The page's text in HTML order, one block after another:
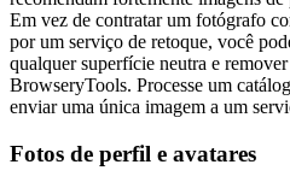
Em vez de contratar um fotógrafo
por um serviço de retoque, você
qualquer superfície neutra e
BrowseryTools. Processe um
enviar uma única imagem a um
Fotos de perfil e avatares